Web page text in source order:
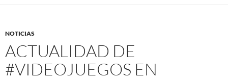
NOTICIAS
ACTUALIDAD DE
#VIDEOJUEGOS EN